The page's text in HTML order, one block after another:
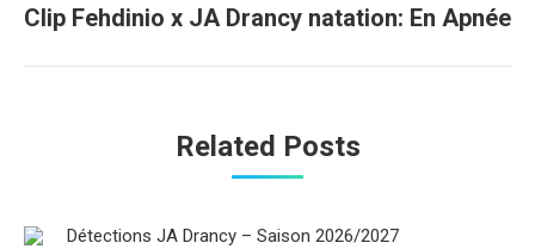
Onglet
Clip Fehdinio x JA Drancy natation: En Apnée
Related Posts
Détections JA Drancy – Saison 2026/2027